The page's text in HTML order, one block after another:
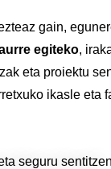
gain,
egiteko,
eta proiektu
ikasle eta
seguru sentitzen